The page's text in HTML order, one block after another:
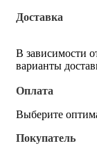
Доставка
В зависимости
варианты
Оплата
Выберите
Покупатель